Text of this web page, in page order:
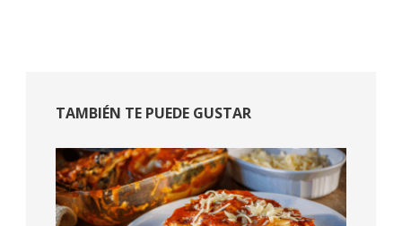
TAMBIÉN TE PUEDE GUSTAR